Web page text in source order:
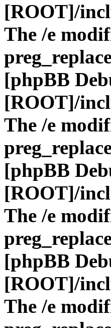
[ROOT]/
The /e
[phpBB
[ROOT]/
The /e
[phpBB
[ROOT]/
The /e
[phpBB
[ROOT]/
The /e